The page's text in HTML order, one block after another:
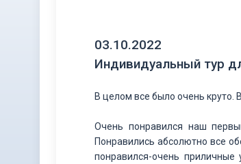
03.10.2022
Индивидуальный тур
В целом все было очень круто.
Очень понравился наш
Понравились абсолютно все
понравился-очень